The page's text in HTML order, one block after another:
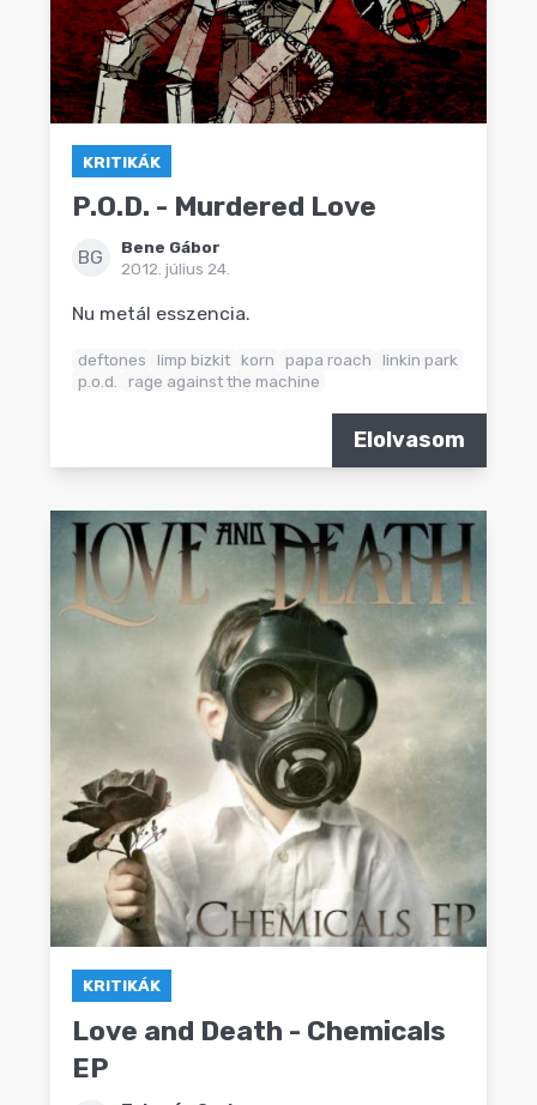
KRITIKÁK
P.O.D. - Murdered Love
BG
Bene Gábor
2012. július 24.
Nu metál esszencia.
deftones limp bizkit korn papa roach
linkin park
p.o.d.
rage against the machine
Elolvasom
KRITIKÁK
Love and Death - Chemicals
EP